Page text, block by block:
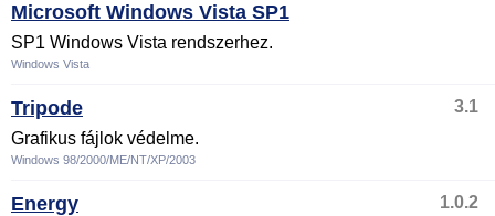
Microsoft Windows Vista SP1
SP1 Windows Vista rendszerhez.
Windows Vista
Tripode
3.1
Grafikus fájlok védelme.
Windows 98/2000/ME/NT/XP/2003
Energy
1.0.2